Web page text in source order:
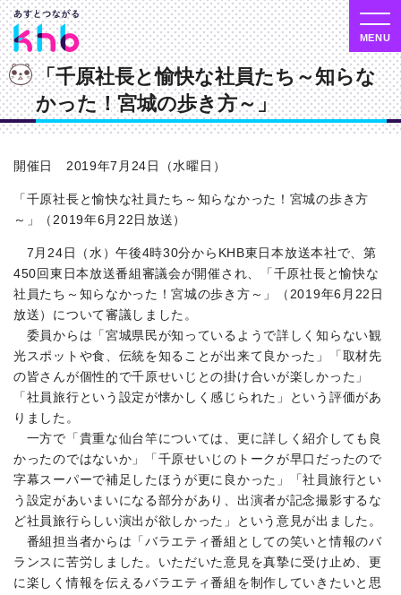
「千原社長と愉快な社員たち～知らな
かった！宮城の歩き方～」
開催日 2019年7月24日（水曜日）
「千原社長と愉快な社員たち～知らなかった！宮城の歩き方
～」（2019年6月22日放送）
7月24日（水）午後4時30分からKHB東日本放送本社で、第
450回東日本放送番組審議会が開催され、「千原社長と愉快な
社員たち～知らなかった！宮城の歩き方～」（2019年6月22日
放送）について審議しました。
委員からは「宮城県民が知っているようで詳しく知らない観
光スポットや食、伝統を知ることが出来て良かった」「取材先
の皆さんが個性的で千原せいじとの掛け合いが楽しかった」
「社員旅行という設定が懐かしく感じられた」という評価があ
りました。
一方で「貴重な仙台竿については、更に詳しく紹介しても良
かったのではないか」「千原せいじのトークが早口だったので
字幕スーパーで補足したほうが更に良かった」「社員旅行とい
う設定があいまいになる部分があり、出演者が記念撮影するな
ど社員旅行らしい演出が欲しかった」という意見が出ました。
番組担当者からは「バラエティ番組としての笑いと情報のバ
ランスに苦労しました。いただいた意見を真摯に受け止め、更
に楽しく情報を伝えるバラエティ番組を制作していきたいと思